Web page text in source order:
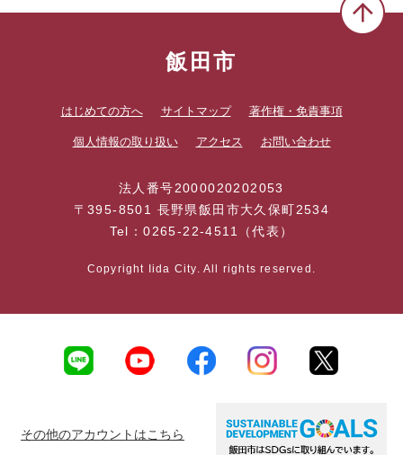
飯田市
はじめての方へ サイトマップ 著作権・免責事項
個人情報の取り扱い アクセス お問い合わせ
法人番号2000020202053
〒395-8501 長野県飯田市大久保町2534
Tel：0265-22-4511（代表）
Copyright Iida City. All rights reserved.
その他のアカウントはこちら